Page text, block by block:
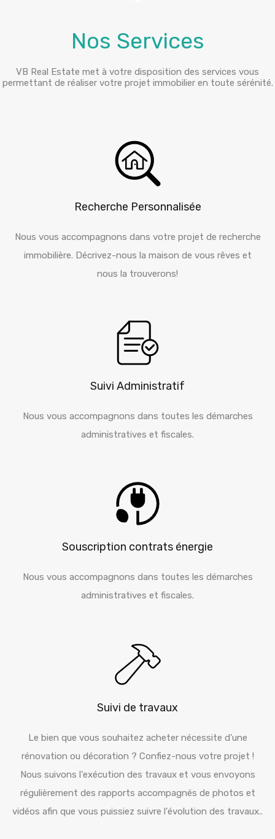
Nos Services
VB Real Estate met à votre disposition des services vous
permettant de réaliser votre projet immobilier en toute sérénité.
Recherche Personnalisée
Nous vous accompagnons dans votre projet de recherche
immobilière. Décrivez-nous la maison de vous rêves et
nous la trouverons!
Suivi Administratif
Nous vous accompagnons dans toutes les démarches
administratives et fiscales.
Souscription contrats énergie
Nous vous accompagnons dans toutes les démarches
administratives et fiscales.
Suivi de travaux
Le bien que vous souhaitez acheter nécessite d'une
rénovation ou décoration ? Confiez-nous votre projet !
Nous suivons l'exécution des travaux et vous envoyons
régulièrement des rapports accompagnés de photos et
vidéos afin que vous puissiez suivre l'évolution des travaux..